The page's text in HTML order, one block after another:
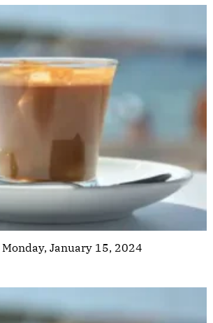
January 15, 2024